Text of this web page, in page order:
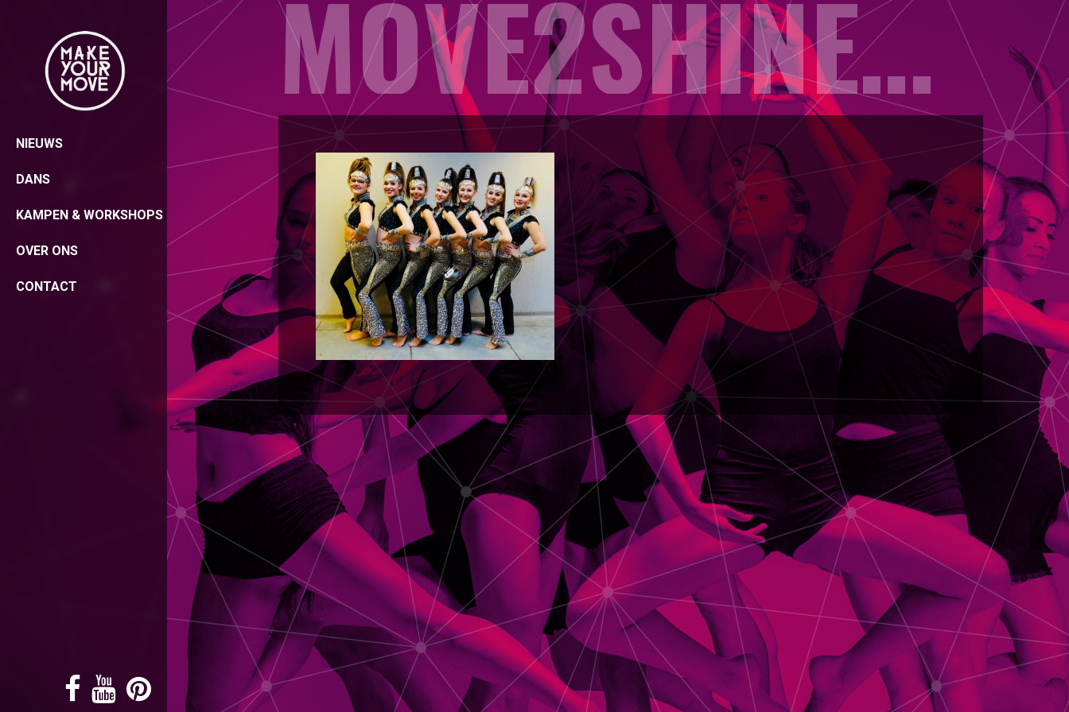
NIEUWS
DANS
KAMPEN & WORKSHOPS
OVER ONS
CONTACT
MOVE2SHINE2019